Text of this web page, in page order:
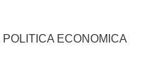
POLITICA ECONOMICA